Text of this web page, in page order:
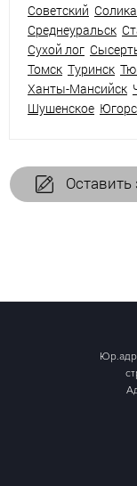
Советский
Среднеуральск
Сухой лог
Томск Туринск
Ханты-Мансийск
Шушенское